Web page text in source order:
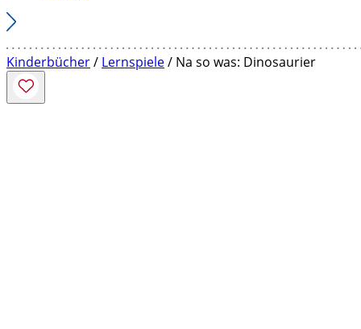
Kinderbücher/ Lernspiele/ Na so was: Dinosaurier